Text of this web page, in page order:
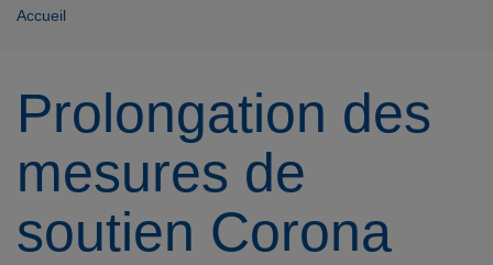
Accueil
Prolongation des
mesures de
soutien Corona